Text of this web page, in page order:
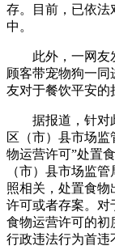
存。目前，已依法
中。
此外，一网友发
顾客带宠物狗一同
友对于餐饮平安的
据报道，针对此
区（市）县市场
物运营许可”处置
（市）县市场监
照相关，处置食
许可或者存案。对
食物运营许可的初
行政违法行为首违